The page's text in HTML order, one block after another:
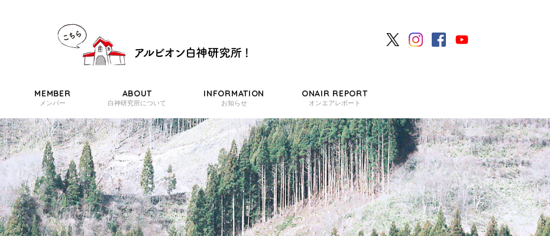
MEMBER
メンバー
ABOUT
白神研究所について
INFORMATION
お知らせ
ONAIR REPORT
オンエアレポート